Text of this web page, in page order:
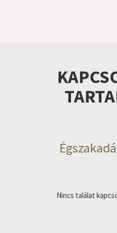
Nincs találat